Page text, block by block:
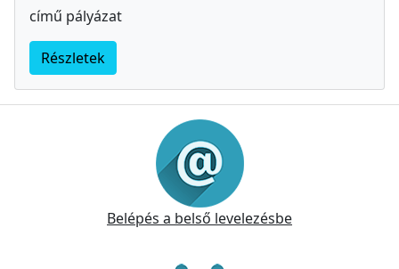
című pályázat
Részletek
Belépés a belső levelezésbe